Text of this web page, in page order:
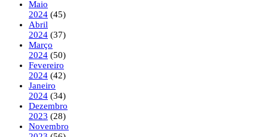
Maio
2024 (45)
Abril
2024 (37)
Março
2024 (50)
Fevereiro
2024 (42)
Janeiro
2024 (34)
Dezembro
2023 (28)
Novembro